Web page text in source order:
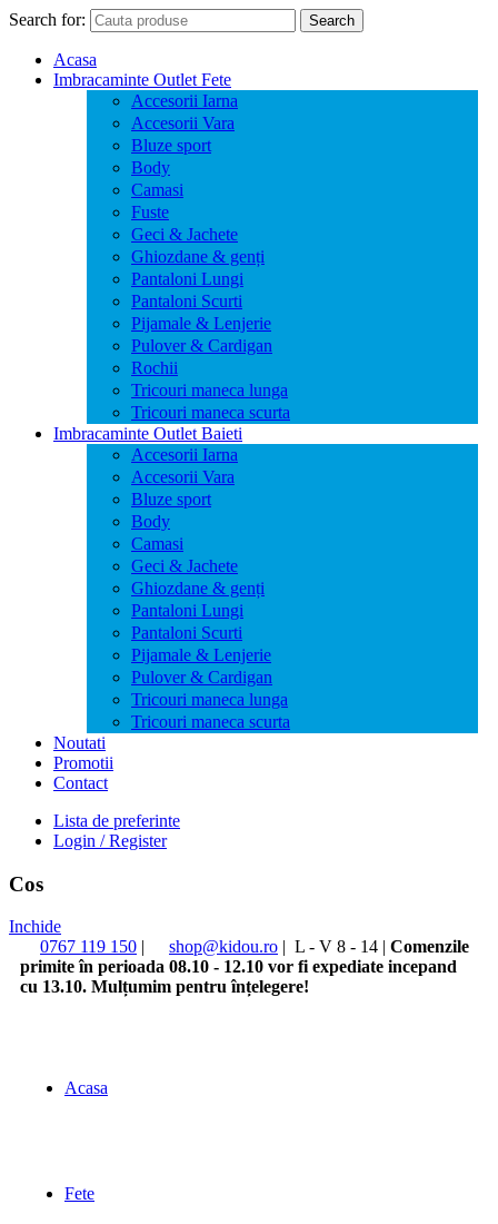
Search for: Search
Acasa
Imbracaminte Outlet Fete
Accesorii Iarna
Accesorii Vara
Bluze sport
Body
Camasi
Fuste
Geci & Jachete
Ghiozdane & genți
Pantaloni Lungi
Pantaloni Scurti
Pijamale & Lenjerie
Pulover & Cardigan
Rochii
Tricouri maneca lunga
Tricouri maneca scurta
Imbracaminte Outlet Baieti
Accesorii Iarna
Accesorii Vara
Bluze sport
Body
Camasi
Geci & Jachete
Ghiozdane & genți
Pantaloni Lungi
Pantaloni Scurti
Pijamale & Lenjerie
Pulover & Cardigan
Tricouri maneca lunga
Tricouri maneca scurta
Noutati
Promotii
Contact
Lista de preferinte
Login / Register
Cos
Inchide
0767 119 150 | shop@kidou.ro | L - V 8 - 14 | Comenzile
primite în perioada 08.10 - 12.10 vor fi expediate incepand
cu 13.10. Mulțumim pentru înțelegere!
Acasa
Fete